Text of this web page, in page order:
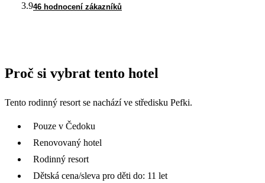
3.946 hodnocení zákazníků
Proč si vybrat tento hotel
Tento rodinný resort se nachází ve středisku Pefki.
Pouze v Čedoku
Renovovaný hotel
Rodinný resort
Dětská cena/sleva pro děti do: 11 let